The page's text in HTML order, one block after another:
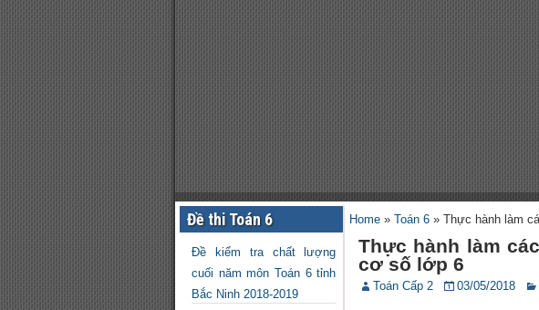
Đề thi Toán 6
Đề kiểm tra chất lượng
cuối năm môn Toán 6 tỉnh
Bắc Ninh 2018-2019
Home »Toán 6 »Thực hành làm
Thực hành làm
cơ số lớp 6
Toán Cấp 2 03/05/2018